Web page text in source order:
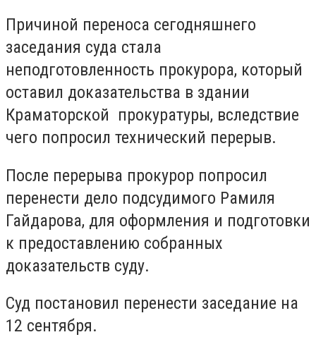
Причиной переноса сегодняшнего
заседания суда стала
неподготовленность прокурора, который
оставил доказательства в здании
Краматорской прокуратуры, вследствие
чего попросил технический перерыв.
После перерыва прокурор попросил
перенести дело подсудимого Рамиля
Гайдарова, для оформления и подготовки
к предоставлению собранных
доказательств суду.
Суд постановил перенести заседание на
12 сентября.